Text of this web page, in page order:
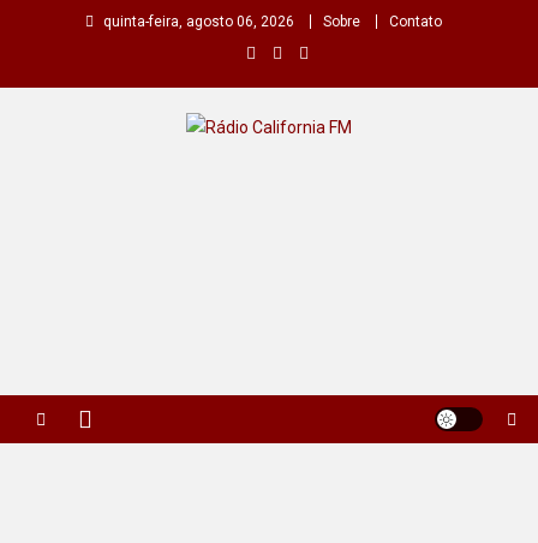
quinta-feira, agosto 06, 2026 Sobre Contato